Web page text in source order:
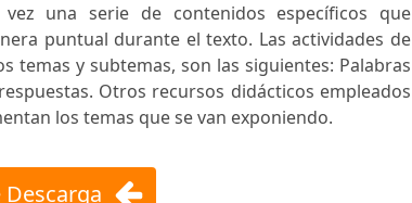
una serie de contenidos específicos que
puntual durante el texto. Las actividades de
temas y subtemas, son las siguientes: Palabras
Otros recursos didácticos empleados
los temas que se van exponiendo.